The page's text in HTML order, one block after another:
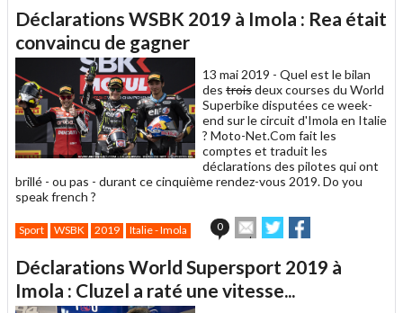
à
Déclarations WSBK 2019 à Imola : Rea était
convaincu de gagner
13 mai 2019 - Quel est le bilan
des troisdeux courses du World
Superbike disputées ce week-
end sur le circuit d'Imola en Italie
? Moto-Net.Com fait les
comptes et traduit les
déclarations des pilotes qui ont
brillé - ou pas - durant ce cinquième rendez-vous 2019. Do you
speak french ?
Sport WSBK 2019 Italie - Imola 0
Envoyer
cet
à
un
ami
Partager
sur sur
Déclarations World Supersport 2019 à
Imola : Cluzel a raté une vitesse...